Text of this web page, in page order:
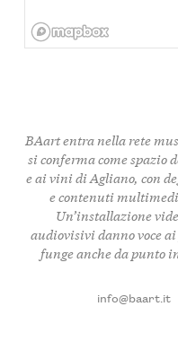
BAart entra nella rete
si conferma come spazio
e ai vini di Agliano, con
e contenuti
Un’installazione
audiovisivi danno voce
funge anche da punto
info@baart.it